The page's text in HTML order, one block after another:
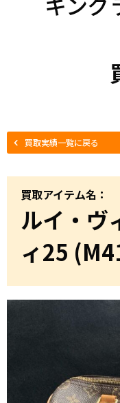
買取実績一覧に戻る
買取アイテム名：
ルイ・ヴ
ィ25